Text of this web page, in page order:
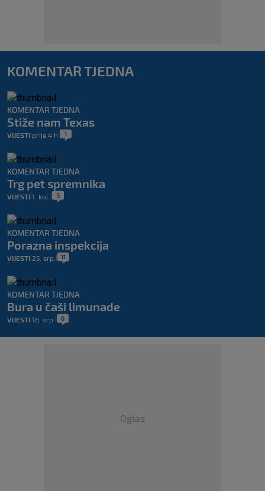
KOMENTAR TJEDNA
KOMENTAR TJEDNA
Stiže nam Texas
VIJESTI prije 4 h 1
KOMENTAR TJEDNA
Trg pet spremnika
VIJESTI 1. kol. 5
KOMENTAR TJEDNA
Porazna inspekcija
VIJESTI 25. srp. 11
KOMENTAR TJEDNA
Bura u čaši limunade
VIJESTI 18. srp. 0
Oglas